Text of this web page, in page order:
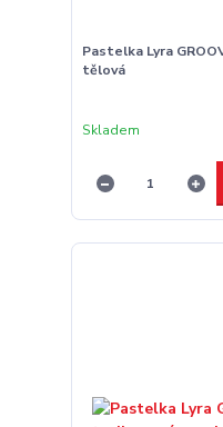
Pastelka Lyra
tělová
Skladem